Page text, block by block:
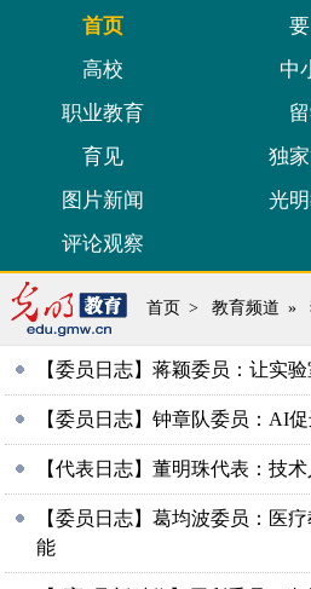
首页
高校
中
职业教育
育见
独
图片新闻
光
评论观察
首页 > 教育频道 »
【委员日志】蒋颖委员：让实
【委员日志】钟章队委员：AI
【代表日志】董明珠代表：技
【委员日志】葛均波委员：医
能